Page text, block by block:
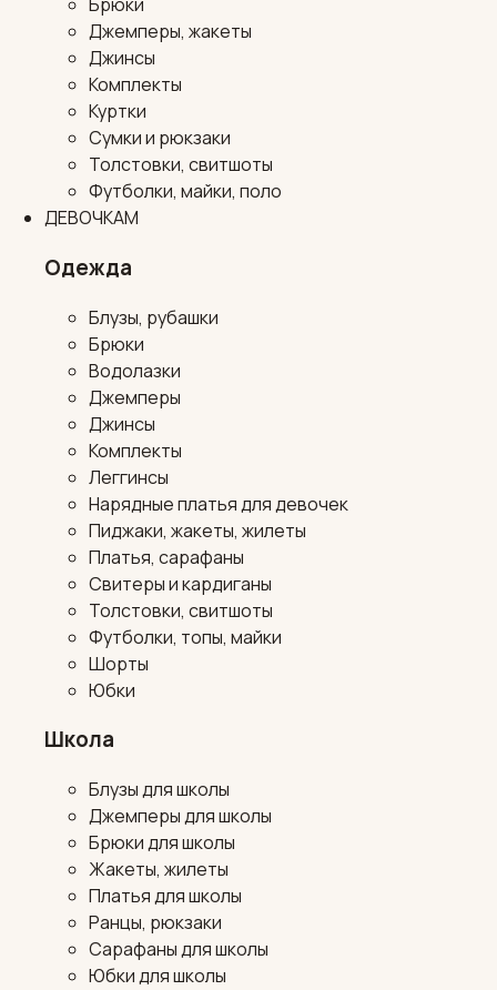
Джемперы, жакеты
Джинсы
Комплекты
Куртки
Сумки и рюкзаки
Толстовки, свитшоты
Футболки, майки, поло
ДЕВОЧКАМ
Одежда
Блузы, рубашки
Брюки
Водолазки
Джемперы
Джинсы
Комплекты
Леггинсы
Нарядные платья для девочек
Пиджаки, жакеты, жилеты
Платья, сарафаны
Свитеры и кардиганы
Толстовки, свитшоты
Футболки, топы, майки
Шорты
Юбки
Школа
Блузы для школы
Джемперы для школы
Брюки для школы
Жакеты, жилеты
Платья для школы
Ранцы, рюкзаки
Сарафаны для школы
Юбки для школы